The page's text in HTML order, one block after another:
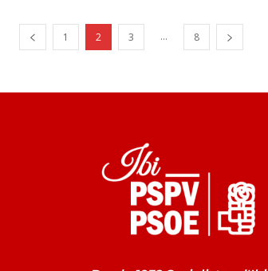
1 2 3 ... 8